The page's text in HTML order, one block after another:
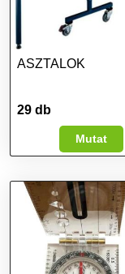
ASZTALOK
29 db
Mutat